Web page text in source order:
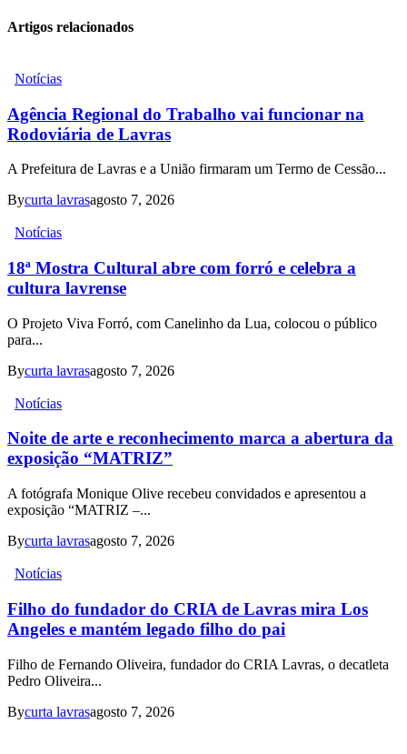
Artigos relacionados
Notícias
Agência Regional do Trabalho vai funcionar na
Rodoviária de Lavras
A Prefeitura de Lavras e a União firmaram um Termo de Cessão...
Bycurta lavrasagosto 7, 2026
Notícias
18ª Mostra Cultural abre com forró e celebra a
cultura lavrense
O Projeto Viva Forró, com Canelinho da Lua, colocou o público
para...
Bycurta lavrasagosto 7, 2026
Notícias
Noite de arte e reconhecimento marca a abertura da
exposição “MATRIZ”
A fotógrafa Monique Olive recebeu convidados e apresentou a
exposição “MATRIZ –...
Bycurta lavrasagosto 7, 2026
Notícias
Filho do fundador do CRIA de Lavras mira Los
Angeles e mantém legado filho do pai
Filho de Fernando Oliveira, fundador do CRIA Lavras, o decatleta
Pedro Oliveira...
Bycurta lavrasagosto 7, 2026